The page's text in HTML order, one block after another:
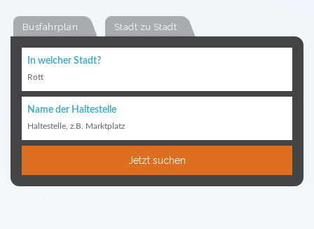
Busfahrplan Stadt zu Stadt
In welcher Stadt?
Rott
Name der Haltestelle
Haltestelle, z.B. Marktplatz
Jetzt suchen